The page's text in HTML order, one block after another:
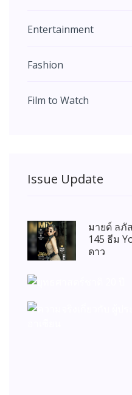
Entertainment
Fashion
Film to Watch
Issue Update
มายด์ ลภั
145 ธีม
ดาว